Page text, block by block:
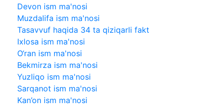
Devon ism ma'nosi
Muzdalifa ism ma'nosi
Tasavvuf haqida 34 ta qiziqarli fakt
Ixlosa ism ma'nosi
O‘ran ism ma'nosi
Bekmirza ism ma'nosi
Yuzliqo ism ma'nosi
Sarqanot ism ma'nosi
Kan’on ism ma'nosi